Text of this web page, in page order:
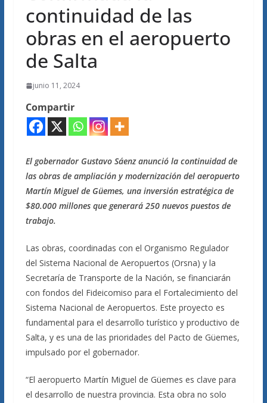
continuidad de las
obras en el aeropuerto
de Salta
junio 11, 2024
Compartir
El gobernador Gustavo Sáenz anunció la continuidad de
las obras de ampliación y modernización del aeropuerto
Martín Miguel de Güemes, una inversión estratégica de
$80.000 millones que generará 250 nuevos puestos de
trabajo.
Las obras, coordinadas con el Organismo Regulador
del Sistema Nacional de Aeropuertos (Orsna) y la
Secretaría de Transporte de la Nación, se financiarán
con fondos del Fideicomiso para el Fortalecimiento del
Sistema Nacional de Aeropuertos. Este proyecto es
fundamental para el desarrollo turístico y productivo de
Salta, y es una de las prioridades del Pacto de Güemes,
impulsado por el gobernador.
“El aeropuerto Martín Miguel de Güemes es clave para
el desarrollo de nuestra provincia. Esta obra no solo